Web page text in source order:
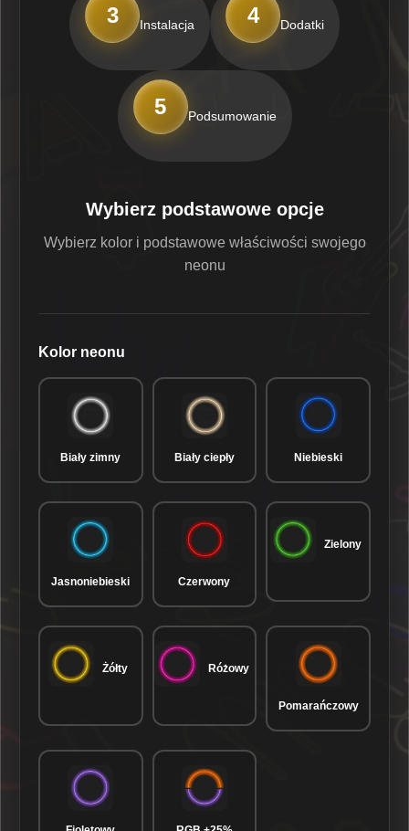
3 Instalacja 4 Dodatki
5 Podsumowanie
Wybierz podstawowe opcje
Wybierz kolor i podstawowe właściwości swojego
neonu
Kolor neonu
Biały zimny Biały ciepły Niebieski
Jasnoniebieski Czerwony
Zielony
Żółty Różowy
Pomarańczowy